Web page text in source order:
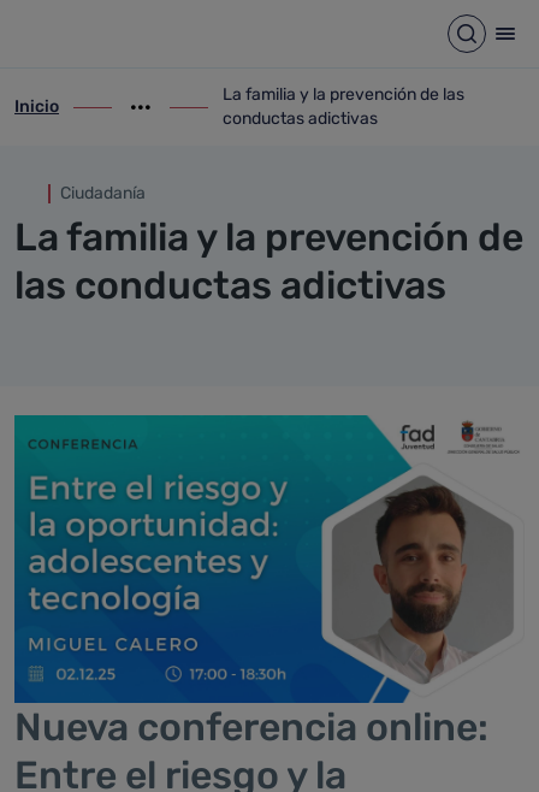
La familia y la prevención de
Abrir
ir-a inicio
Inicio
Mostrar opciones del camino de migas
ir-a La familia y la prevención de las
La familia y la prevención de las
conductas adictivas
Ciudadanía
La familia y la prevención de
las conductas adictivas
Nueva conferencia online:
Entre el riesgo y la